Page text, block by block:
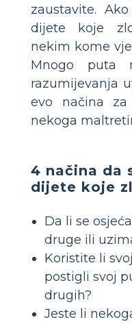
zaustavite.
dijete koje
nekim kome
Mnogo puta
razumijevanja
evo načina za
nekoga
4 načina da
dijete koje
Da li se
druge ili
Koristite li
postigli svoj
drugih?
Jeste li